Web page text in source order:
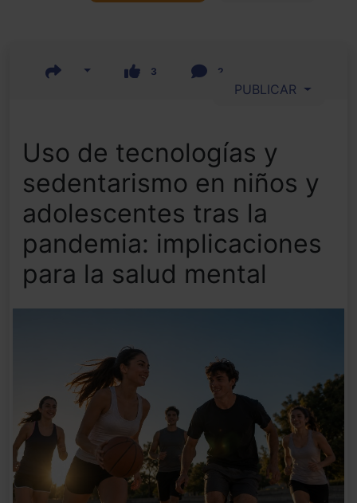
3 2
PUBLICAR
Uso de tecnologías y
sedentarismo en niños y
adolescentes tras la
pandemia: implicaciones
para la salud mental